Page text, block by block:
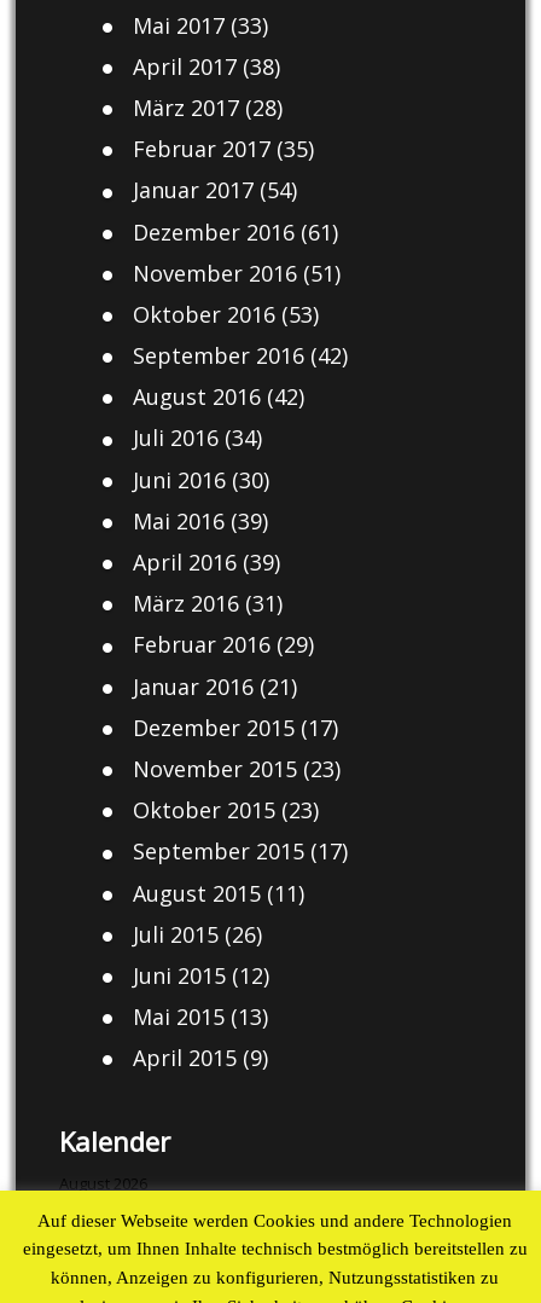
Mai 2017(33)
April 2017(38)
März 2017(28)
Februar 2017(35)
Januar 2017(54)
Dezember 2016(61)
November 2016(51)
Oktober 2016(53)
September 2016(42)
August 2016(42)
Juli 2016(34)
Juni 2016(30)
Mai 2016(39)
April 2016(39)
März 2016(31)
Februar 2016(29)
Januar 2016(21)
Dezember 2015(17)
November 2015(23)
Oktober 2015(23)
September 2015(17)
August 2015(11)
Juli 2015(26)
Juni 2015(12)
Mai 2015(13)
April 2015(9)
Kalender
August 2026
3
5 6 7
Auf dieser Webseite werden Cookies und andere Technologien
eingesetzt, um Ihnen Inhalte technisch bestmöglich bereitstellen zu
können, Anzeigen zu konfigurieren, Nutzungsstatistiken zu